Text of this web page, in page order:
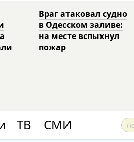
Враг атаковал судно
в Одесском заливе:
на месте вспыхнул
пожар
ТВ СМИ